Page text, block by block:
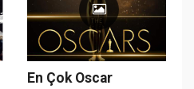
En Çok Oscar